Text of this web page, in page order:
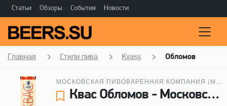
Статьи Обзоры События Новости
Главная Стили пива Kvass Обломов
Квас Обломов - Московская пивоваренная компания (МПК)